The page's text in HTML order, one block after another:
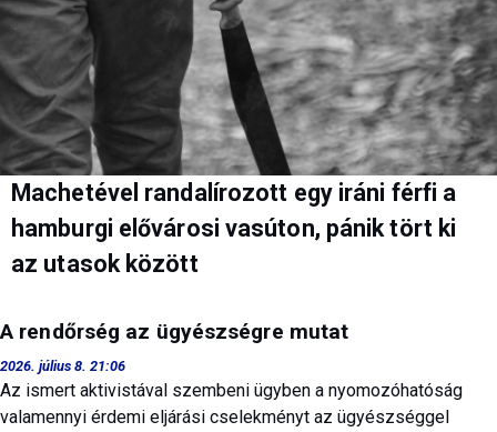
Machetével randalírozott egy iráni férfi a
hamburgi elővárosi vasúton, pánik tört ki
az utasok között
A rendőrség az ügyészségre mutat
2026. július 8. 21:06
Az ismert aktivistával szembeni ügyben a nyomozóhatóság
valamennyi érdemi eljárási cselekményt az ügyészséggel